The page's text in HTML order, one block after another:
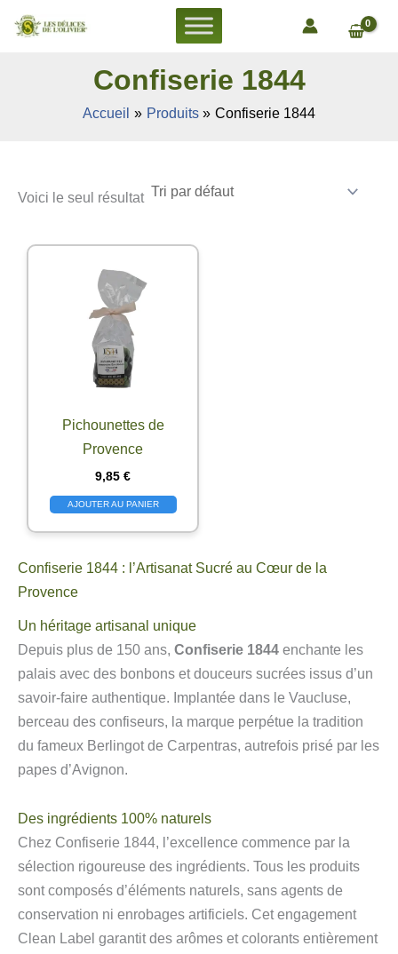
Aller
Confiserie 1844
Accueil Produits Confiserie 1844
Voici le seul résultat
Pichounettes de
Provence
9,85 €
AJOUTER AU PANIER
Confiserie 1844 : l’Artisanat Sucré au Cœur de la
Provence
Un héritage artisanal unique
Depuis plus de 150 ans, Confiserie 1844 enchante les
palais avec des bonbons et douceurs sucrées issus d’un
savoir-faire authentique. Implantée dans le Vaucluse,
berceau des confiseurs, la marque perpétue la tradition
du fameux Berlingot de Carpentras, autrefois prisé par les
papes d’Avignon.
Des ingrédients 100% naturels
Chez Confiserie 1844, l’excellence commence par la
sélection rigoureuse des ingrédients. Tous les produits
sont composés d’éléments naturels, sans agents de
conservation ni enrobages artificiels. Cet engagement
Clean Label garantit des arômes et colorants entièrement